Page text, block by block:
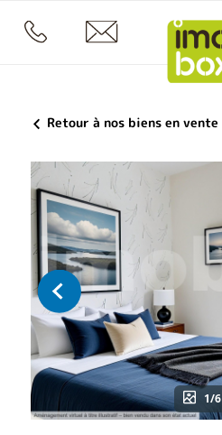
Retour à nos biens en vente
1/6